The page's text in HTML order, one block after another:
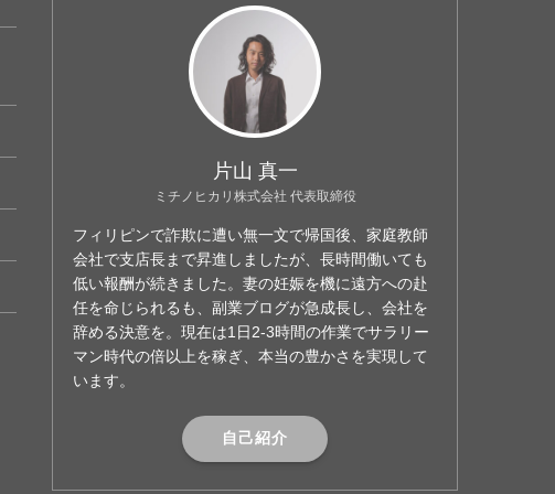
片山 真一
ミチノヒカリ株式会社 代表取締役
フィリピンで詐欺に遭い無一文で帰国後、家庭教師
会社で支店長まで昇進しましたが、長時間働いても
低い報酬が続きました。妻の妊娠を機に遠方への赴
任を命じられるも、副業ブログが急成長し、会社を
辞める決意を。現在は1日2-3時間の作業でサラリー
マン時代の倍以上を稼ぎ、本当の豊かさを実現して
います。
自己紹介